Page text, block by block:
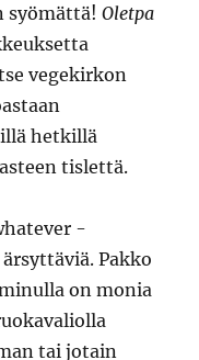
syömättä!Oletpa
vegekirkon
hetkillä
tislettä.
-
Pakko
on monia
tai jotain